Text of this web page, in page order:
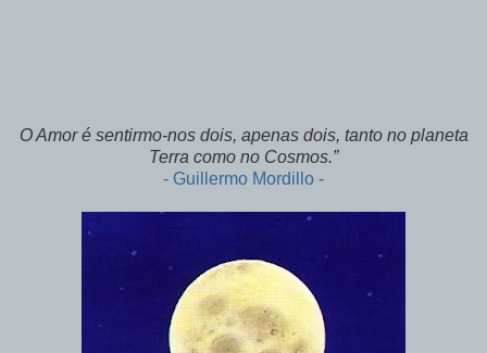
O Amor é sentirmo-nos dois, apenas dois, tanto no planeta
Terra como no Cosmos.”
- Guillermo Mordillo -